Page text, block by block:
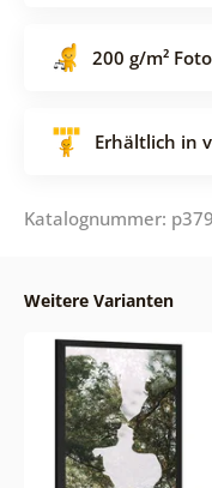
200 g/m²
Erhältlich in
Katalognummer:
Weitere Varianten